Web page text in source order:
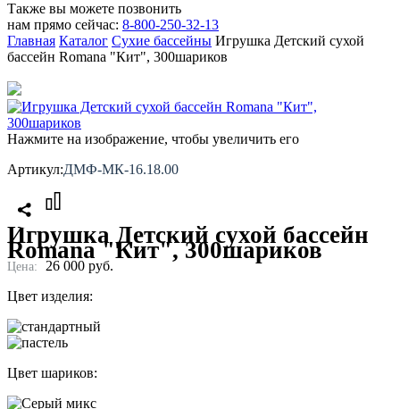
Также вы можете позвонить
нам прямо сейчас: 8-800-250-32-13
Главная Каталог Сухие бассейны Игрушка Детский сухой
бассейн Romana "Кит", 300шариков
Нажмите на изображение, чтобы увеличить его
Артикул:ДМФ-МК-16.18.00
Игрушка Детский сухой бассейн
Romana "Кит", 300шариков
Цена: 26 000 руб.
Цвет изделия:
Цвет шариков: